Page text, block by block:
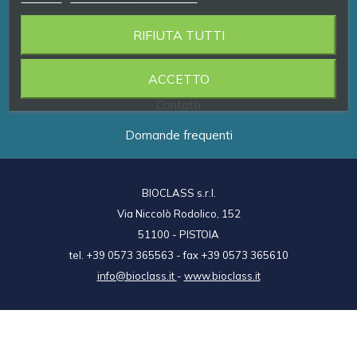
Prodotti
Brand
Domande frequenti
RIFIUTA TUTTI
ACCETTO
BIOCLASS s.r.l.
Via Niccolò Rodolico, 152
51100 - PISTOIA
tel. +39 0573 365563 - fax +39 0573 365610
info@bioclass.it - www.bioclass.it